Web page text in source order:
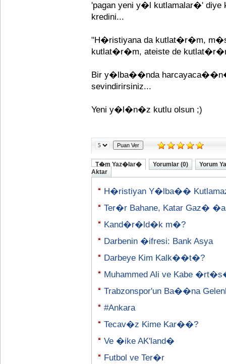
'pagan yeni y�l kutlamalar�'
kredini...
"H�ristiyana da kutlat�r�m,
kutlat�r�m, ateiste de
Bir y�lba��nda
sevindirirsiniz...
Yeni y�l�n�z kutlu olsun ;)
T�m Yaz�lar� Yorumlar (0)
Yorum
Aktar
H�ristiyan Y�lba��
Ter�r Bahane, Katar Gaz�
Kand�r�ld�k m�?
Darbenin �ifresi: Bank Asya
Darbeye Kim Kalk��t�?
Muhammed Ali ve Kabe
Trabzonspor'un Ba��na
#Ankara
Tecav�z Kime Kar��?
Ve �ike AK'land�
Futbol ve Ter�r